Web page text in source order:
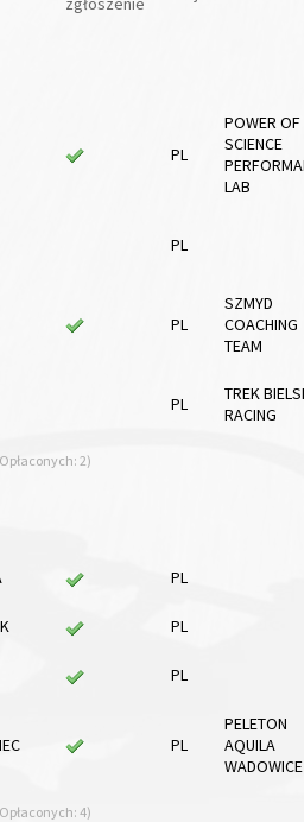
PL
POWER OF
SCIENCE
LAB
PL
PL
SZMYD
COACHING
TEAM
PL
TREK
RACING
2)
PL
PL
PL
PL
PELETON
AQUILA
WADOWICE
4)